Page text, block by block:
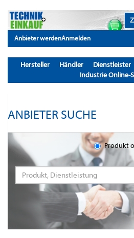
Anbieter werdenAnmelden
Hersteller Händler Dienstleister
Industrie Online-
ANBIETER SUCHE
Produkt